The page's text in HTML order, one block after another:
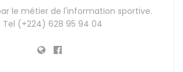
le métier de l'information sportive.
Tel (+224) 628 95 94 04